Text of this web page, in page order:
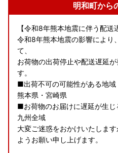
明和町から
【令和8年熊本地震に伴う配送
令和8年熊本地震の影響により
て、
お荷物の出荷停止や配送遅延
す。
■出荷不可の可能性がある地域
熊本県・宮崎県
■お荷物のお届けに遅延が生じ
九州全域
大変ご迷惑をおかけいたしま
ようお願い申し上げます。